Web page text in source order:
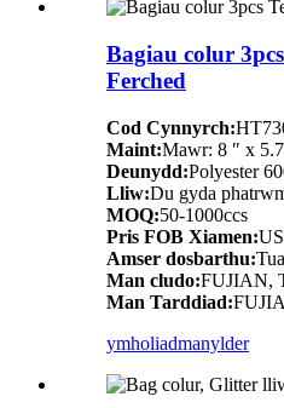
Bagiau colur
Ferched
Cod Cynnyrch:
Maint:Mawr: 8 ″ x
Deunydd:Polyester
Lliw:Du gyda
MOQ:50-1000ccs
Pris FOB Xiamen:
Amser dosbarthu:
Man cludo:FUJIAN,
Man Tarddiad:
ymholiadmanylder